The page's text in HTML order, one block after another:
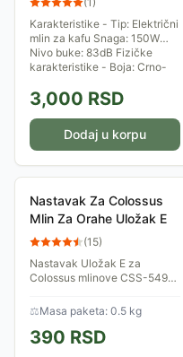
Karakteristike - Tip: Električni
mlin za kafu Snaga: 150W
Nivo buke: 83dB Fizičke
karakteristike - Boja: Crno-
104mm x 104mm...
3,000 RSD
Dodaj u korpu
Nastavak Za Colossus
Mlin Za Orahe Uložak E
(15)
Nastavak Uložak E za
Colossus mlinove CSS-5490 i
mlevenje povrća poput
šargarepa i krastavaca za
lakšu pripremu obroka.
⚖Masa paketa: 0.5 kg
390 RSD